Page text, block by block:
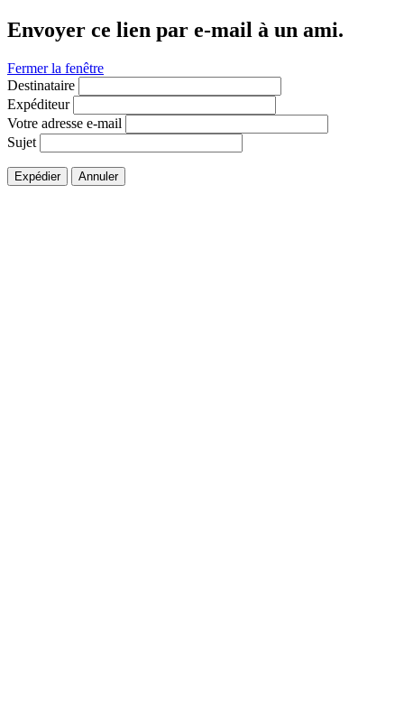
Envoyer ce lien par e-mail à un ami.
Fermer la fenêtre
Destinataire
Expéditeur
Votre adresse e-mail
Sujet
Expédier Annuler